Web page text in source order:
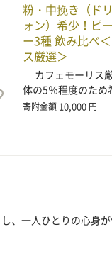
粉・中挽き（ド
ォン）希少！ピ
ー3種 飲み比べ
ス厳選＞
カフェモーリス
体の5％程度のた
寄附金額 10,000 円
、一人ひとりの心身